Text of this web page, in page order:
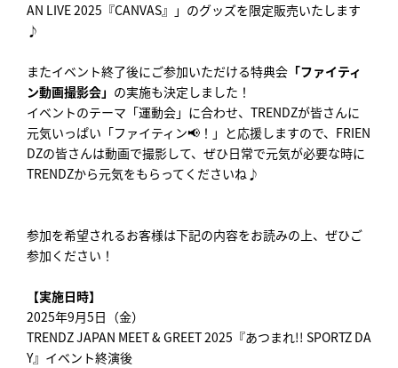
AN LIVE 2025『CANVAS』」のグッズを限定販売いたします
♪
またイベント終了後にご参加いただける特典会 「ファイティ
ン動画撮影会」 の実施も決定しました！
イベントのテーマ「運動会」に合わせ、TRENDZが皆さんに
元気いっぱい「ファイティン📢！」と応援しますので、FRIEN
DZの皆さんは動画で撮影して、ぜひ日常で元気が必要な時に
TRENDZから元気をもらってくださいね♪
参加を希望されるお客様は下記の内容をお読みの上、ぜひご
参加ください！
【実施日時】
2025年9月5日（金）
TRENDZ JAPAN MEET & GREET 2025『あつまれ!! SPORTZ DA
Y』イベント終演後